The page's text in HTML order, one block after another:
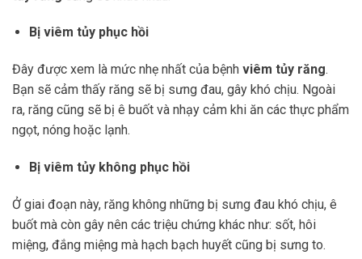
Bị viêm tủy phục hồi
Đây được xem là mức nhẹ nhất của bệnh viêm tủy răng.
Bạn sẽ cảm thấy răng sẽ bị sưng đau, gây khó chịu. Ngoài
ra, răng cũng sẽ bị ê buốt và nhạy cảm khi ăn các thực phẩm
ngọt, nóng hoặc lạnh.
Bị viêm tủy không phục hồi
Ở giai đoạn này, răng không những bị sưng đau khó chịu, ê
buốt mà còn gây nên các triệu chứng khác như: sốt, hôi
miệng, đắng miệng mà hạch bạch huyết cũng bị sưng to.